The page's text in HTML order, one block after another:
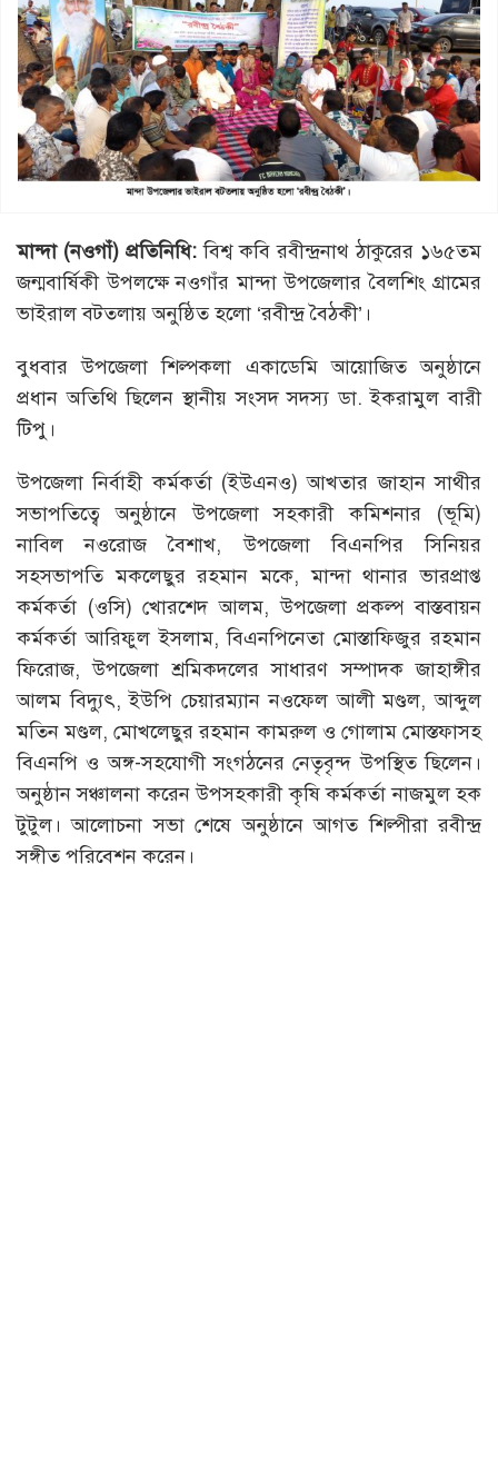
মান্দা (নওগাঁ) প্রতিনিধি: বিশ্ব কবি রবীন্দ্রনাথ ঠাকুরের ১৬৫তম
জন্মবার্ষিকী উপলক্ষে নওগাঁর মান্দা উপজেলার বৈলশিং গ্রামের
ভাইরাল বটতলায় অনুষ্ঠিত হলো ‘রবীন্দ্র বৈঠকী’।
বুধবার উপজেলা শিল্পকলা একাডেমি আয়োজিত অনুষ্ঠানে
প্রধান অতিথি ছিলেন স্থানীয় সংসদ সদস্য ডা. ইকরামুল বারী
টিপু।
উপজেলা নির্বাহী কর্মকর্তা (ইউএনও) আখতার জাহান সাথীর
সভাপতিত্বে অনুষ্ঠানে উপজেলা সহকারী কমিশনার (ভূমি)
নাবিল নওরোজ বৈশাখ, উপজেলা বিএনপির সিনিয়র
সহসভাপতি মকলেছুর রহমান মকে, মান্দা থানার ভারপ্রাপ্ত
কর্মকর্তা (ওসি) খোরশেদ আলম, উপজেলা প্রকল্প বাস্তবায়ন
কর্মকর্তা আরিফুল ইসলাম, বিএনপিনেতা মোস্তাফিজুর রহমান
ফিরোজ, উপজেলা শ্রমিকদলের সাধারণ সম্পাদক জাহাঙ্গীর
আলম বিদ্যুৎ, ইউপি চেয়ারম্যান নওফেল আলী মণ্ডল, আব্দুল
মতিন মণ্ডল, মোখলেছুর রহমান কামরুল ও গোলাম মোস্তফাসহ
বিএনপি ও অঙ্গ-সহযোগী সংগঠনের নেতৃবৃন্দ উপস্থিত ছিলেন।
অনুষ্ঠান সঞ্চালনা করেন উপসহকারী কৃষি কর্মকর্তা নাজমুল হক
টুটুল। আলোচনা সভা শেষে অনুষ্ঠানে আগত শিল্পীরা রবীন্দ্র
সঙ্গীত পরিবেশন করেন।